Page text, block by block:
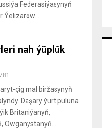
Federasiýasynyň
nah ýüplük
781
çig mal biržasynyň
Daşary ýurt puluna
Britaniýanyň,